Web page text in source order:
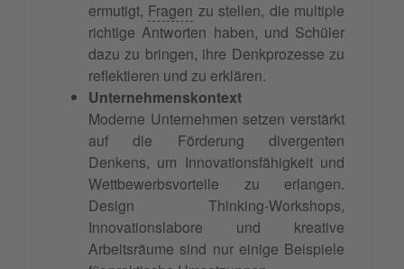
ermutigt, Fragen zu stellen, die multiple
richtige Antworten haben, und Schüler
dazu zu bringen, ihre Denkprozesse zu
reflektieren und zu erklären.
Unternehmenskontext
Moderne Unternehmen setzen verstärkt
auf die Förderung divergenten
Denkens, um Innovationsfähigkeit und
Wettbewerbsvorteile zu erlangen.
Design Thinking-Workshops,
Innovationslabore und kreative
Arbeitsräume sind nur einige Beispiele